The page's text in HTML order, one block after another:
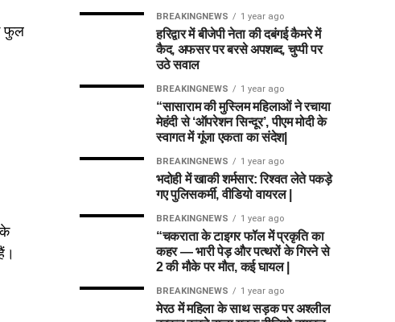
फुल
के
BREAKINGNEWS 1 year ago
हरिद्वार में बीजेपी नेता की दबंगई कैमरे में
कैद, अफसर पर बरसे अपशब्द, चुप्पी पर
उठे सवाल
BREAKINGNEWS 1 year ago
“सासाराम की मुस्लिम महिलाओं ने रचाया
मेहंदी से ‘ऑपरेशन सिन्दूर’, पीएम मोदी के
स्वागत में गूंजा एकता का संदेश|
BREAKINGNEWS 1 year ago
भदोही में खाकी शर्मसार: रिश्वत लेते पकड़े
गए पुलिसकर्मी, वीडियो वायरल |
BREAKINGNEWS 1 year ago
“चकराता के टाइगर फॉल में प्रकृति का
कहर — भारी पेड़ और पत्थरों के गिरने से
2 की मौके पर मौत, कई घायल |
BREAKINGNEWS 1 year ago
मेरठ में महिला के साथ सड़क पर अश्लील